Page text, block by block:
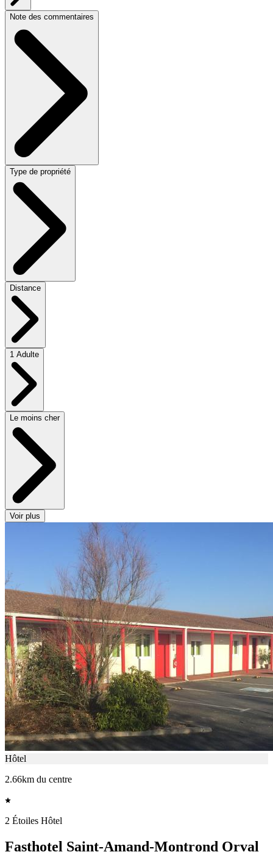
Note des commentaires
Type de propriété
Distance
1 Adulte
Le moins cher
Voir plus
Hôtel
2.66km du centre
2 Étoiles Hôtel
Fasthotel Saint-Amand-Montrond Orval